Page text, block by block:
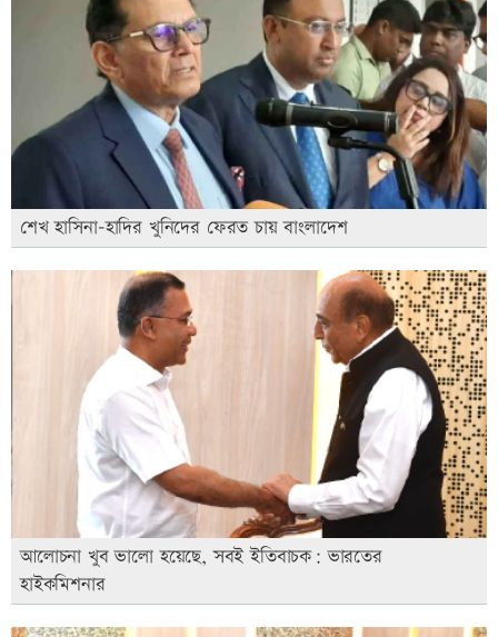
শেখ হাসিনা-হাদির খুনিদের ফেরত চায় বাংলাদেশ
আলোচনা খুব ভালো হয়েছে, সবই ইতিবাচক: ভারতের
হাইকমিশনার